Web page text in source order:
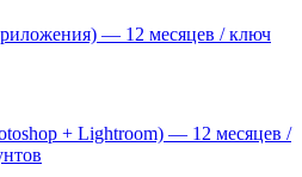
— 12 месяцев / ключ